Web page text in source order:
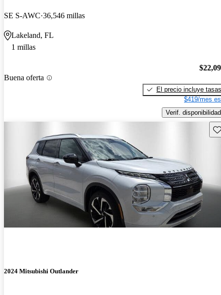
SE S-AWC 36,546 millas
Lakeland, FL
1 millas
Buena oferta
El precio incluye tasas
$419/mes
Verif. disponibilidad
2024 Mitsubishi Outlander